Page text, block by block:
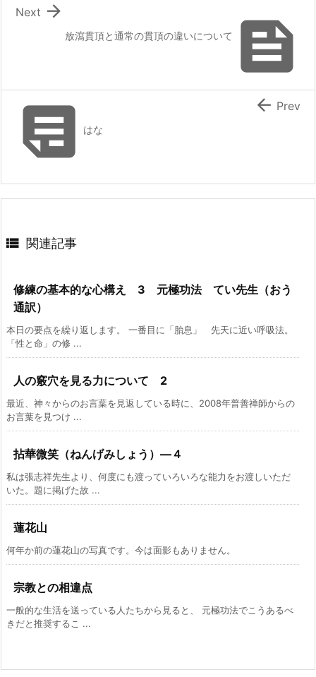

放瀉貫頂と通常の貫頂の違いについて

Next
はな
 Prev
 関連記事
修練の基本的な心構え 3 元極功法 てい先生（おう
通訳）
本日の要点を繰り返します。 一番目に「胎息」 先天に近い呼吸法。
「性と命」の修 ...
人の竅穴を見る力について 2
最近、神々からのお言葉を見返している時に、2008年普善禅師からの
お言葉を見つけ ...
拈華微笑（ねんげみしょう）―４
私は張志祥先生より、何度にも渡っていろいろな能力をお渡しいただ
いた。題に掲げた故 ...
蓮花山
何年か前の蓮花山の写真です。今は面影もありません。
宗教との相違点
一般的な生活を送っている人たちから見ると、 元極功法でこうあるべ
きだと推奨するこ ...